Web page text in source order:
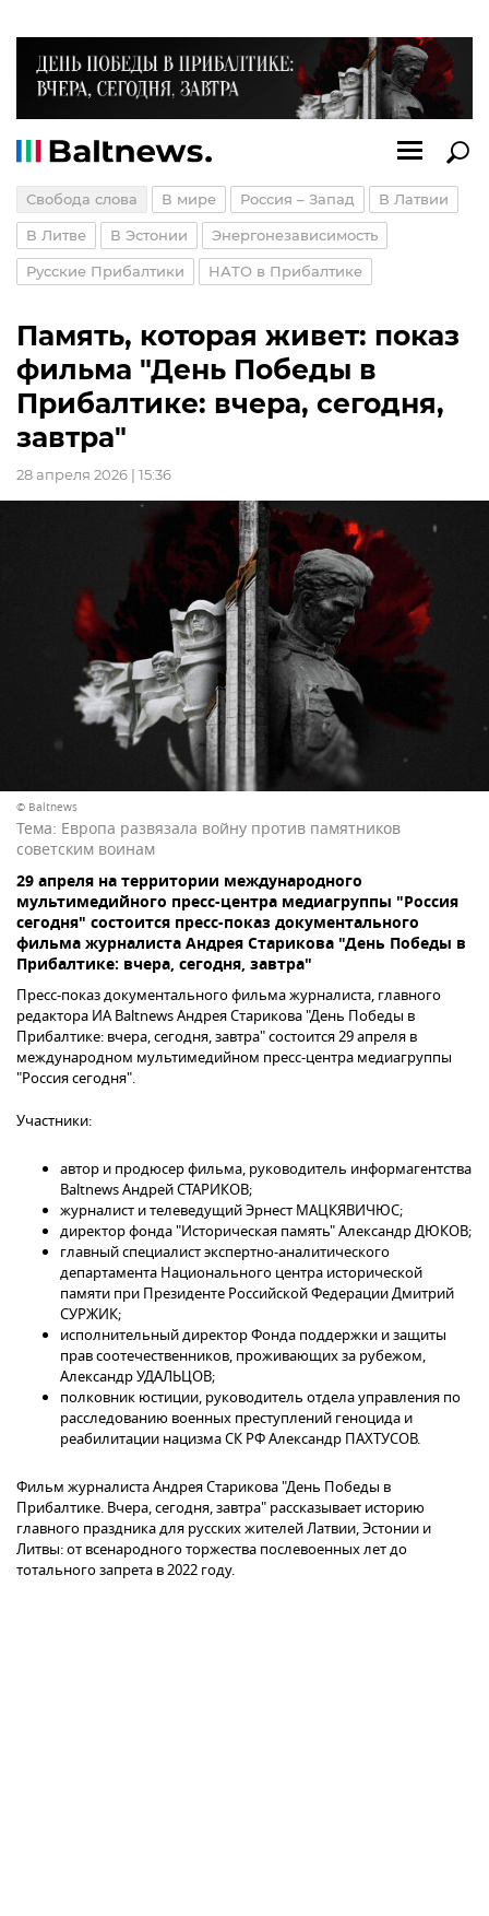
Свобода слова В мире Россия – Запад В Латвии
В Литве В Эстонии Энергонезависимость
Русские Прибалтики НАТО в Прибалтике
Память, которая живет: показ
фильма "День Победы в
Прибалтике: вчера, сегодня,
завтра"
28 апреля 2026 | 15:36
© Baltnews
Тема: Европа развязала войну против памятников
советским воинам
29 апреля на территории международного
мультимедийного пресс-центра медиагруппы "Россия
сегодня" состоится пресс-показ документального
фильма журналиста Андрея Старикова "День Победы в
Прибалтике: вчера, сегодня, завтра"
Пресс-показ документального фильма журналиста, главного
редактора ИА Baltnews Андрея Старикова "День Победы в
Прибалтике: вчера, сегодня, завтра" состоится 29 апреля в
международном мультимедийном пресс-центра медиагруппы
"Россия сегодня".
Участники:
автор и продюсер фильма, руководитель информагентства
Baltnews Андрей СТАРИКОВ;
журналист и телеведущий Эрнест МАЦКЯВИЧЮС;
директор фонда "Историческая память" Александр ДЮКОВ;
главный специалист экспертно-аналитического
департамента Национального центра исторической
памяти при Президенте Российской Федерации Дмитрий
СУРЖИК;
исполнительный директор Фонда поддержки и защиты
прав соотечественников, проживающих за рубежом,
Александр УДАЛЬЦОВ;
полковник юстиции, руководитель отдела управления по
расследованию военных преступлений геноцида и
реабилитации нацизма СК РФ Александр ПАХТУСОВ.
Фильм журналиста Андрея Старикова "День Победы в
Прибалтике. Вчера, сегодня, завтра" рассказывает историю
главного праздника для русских жителей Латвии, Эстонии и
Литвы: от всенародного торжества послевоенных лет до
тотального запрета в 2022 году.